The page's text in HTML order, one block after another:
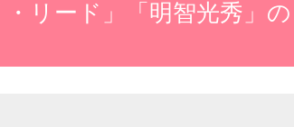
リード」「明智光秀」の